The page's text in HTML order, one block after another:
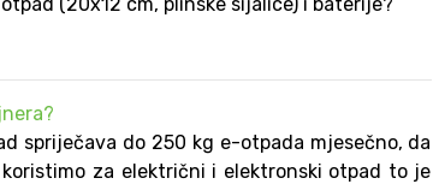
spriječava do 250 kg e-otpada mjesečno, da
za električni i elektronski otpad to je